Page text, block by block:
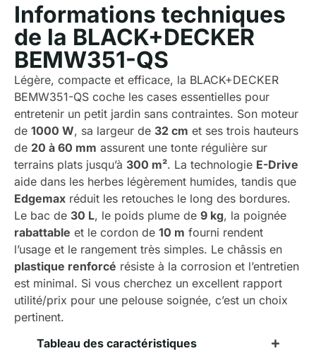
Informations techniques
de la BLACK+DECKER
BEMW351-QS
Légère, compacte et efficace, la BLACK+DECKER
BEMW351-QS coche les cases essentielles pour
entretenir un petit jardin sans contraintes. Son moteur
de 1000 W, sa largeur de 32 cm et ses trois hauteurs
de 20 à 60 mm assurent une tonte régulière sur
terrains plats jusqu’à 300 m². La technologie E-Drive
aide dans les herbes légèrement humides, tandis que
Edgemax réduit les retouches le long des bordures.
Le bac de 30 L, le poids plume de 9 kg, la poignée
rabattable et le cordon de 10 m fourni rendent
l’usage et le rangement très simples. Le châssis en
plastique renforcé résiste à la corrosion et l’entretien
est minimal. Si vous cherchez un excellent rapport
utilité/prix pour une pelouse soignée, c’est un choix
pertinent.
Tableau des caractéristiques